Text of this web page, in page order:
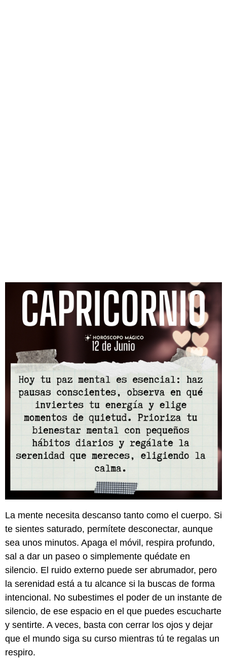
La mente necesita descanso tanto como el cuerpo. Si
te sientes saturado, permítete desconectar, aunque
sea unos minutos. Apaga el móvil, respira profundo,
sal a dar un paseo o simplemente quédate en
silencio. El ruido externo puede ser abrumador, pero
la serenidad está a tu alcance si la buscas de forma
intencional. No subestimes el poder de un instante de
silencio, de ese espacio en el que puedes escucharte
y sentirte. A veces, basta con cerrar los ojos y dejar
que el mundo siga su curso mientras tú te regalas un
respiro.